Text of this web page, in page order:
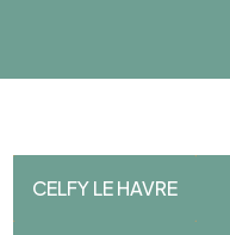
CELFY LE HAVRE